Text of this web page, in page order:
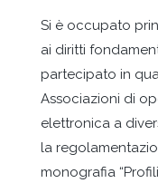
Si è occupato
ai diritti
partecipato in
Associazioni di
elettronica a
la
monografia